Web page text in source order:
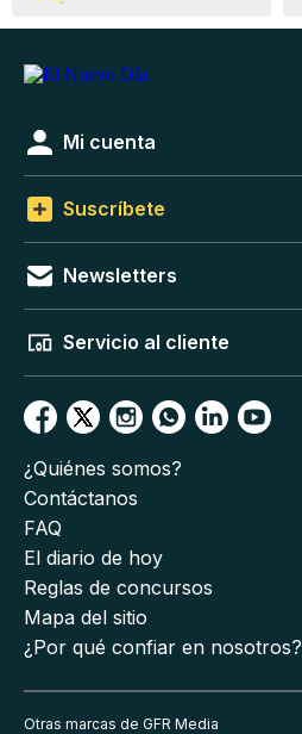
Mi cuenta
Suscríbete
Newsletters
Servicio al cliente
¿Quiénes somos?
Contáctanos
FAQ
El diario de hoy
Reglas de concursos
Mapa del sitio
¿Por qué confiar en nosotros?
Otras marcas de GFR Media